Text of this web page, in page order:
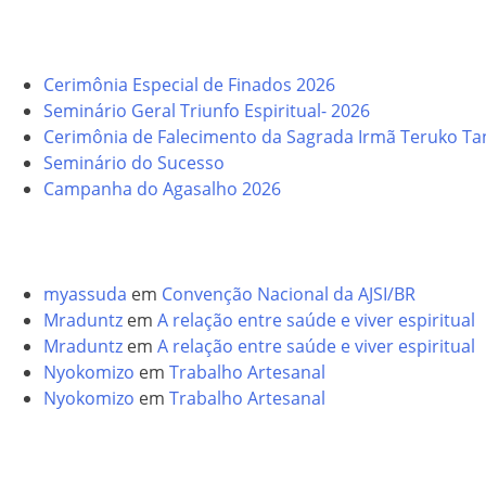
Cerimônia Especial de Finados 2026
Seminário Geral Triunfo Espiritual- 2026
Cerimônia de Falecimento da Sagrada Irmã Teruko
Seminário do Sucesso
Campanha do Agasalho 2026
myassuda em Convenção Nacional da AJSI/BR
Mraduntz em A relação entre saúde e viver espiritual
Mraduntz em A relação entre saúde e viver espiritual
Nyokomizo em Trabalho Artesanal
Nyokomizo em Trabalho Artesanal